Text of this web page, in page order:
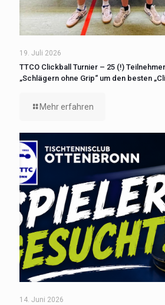
19. Juli 2026
TTCO Clickball Turnier – 25 (!)
„Schlägern ohne Grip“ um den besten
Mehr erfahren
14. Juni 2026